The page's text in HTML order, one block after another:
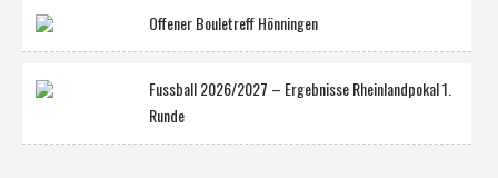
Offener Bouletreff Hönningen
Fussball 2026/2027 – Ergebnisse Rheinlandpokal 1.
Runde